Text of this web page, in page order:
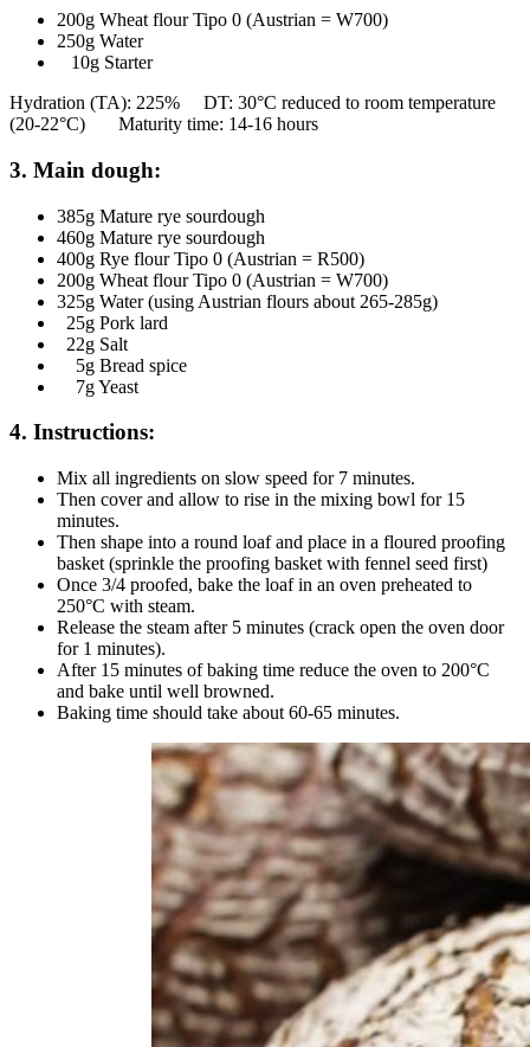
200g Wheat flour Tipo 0 (Austrian = W700)
250g Water
10g Starter
Hydration (TA): 225% DT: 30°C reduced to room temperature
(20-22°C) Maturity time: 14-16 hours
3. Main dough:
385g Mature rye sourdough
460g Mature rye sourdough
400g Rye flour Tipo 0 (Austrian = R500)
200g Wheat flour Tipo 0 (Austrian = W700)
325g Water (using Austrian flours about 265-285g)
25g Pork lard
22g Salt
5g Bread spice
7g Yeast
4. Instructions:
Mix all ingredients on slow speed for 7 minutes.
Then cover and allow to rise in the mixing bowl for 15
minutes.
Then shape into a round loaf and place in a floured proofing
basket (sprinkle the proofing basket with fennel seed first)
Once 3/4 proofed, bake the loaf in an oven preheated to
250°C with steam.
Release the steam after 5 minutes (crack open the oven door
for 1 minutes).
After 15 minutes of baking time reduce the oven to 200°C
and bake until well browned.
Baking time should take about 60-65 minutes.